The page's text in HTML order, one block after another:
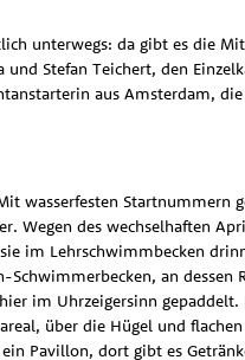
unterwegs: da gibt es die
Stefan Teichert, den
aus Amsterdam, die
wasserfesten Startnummern
Wegen des wechselhaften
im Lehrschwimmbecken
an dessen
im Uhrzeigersinn gepaddelt.
über die Hügel und
Pavillon, dort gibt es